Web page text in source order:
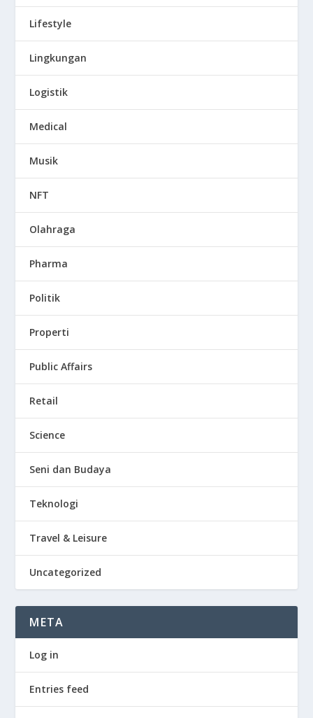
Lifestyle
Lingkungan
Logistik
Medical
Musik
NFT
Olahraga
Pharma
Politik
Properti
Public Affairs
Retail
Science
Seni dan Budaya
Teknologi
Travel & Leisure
Uncategorized
META
Log in
Entries feed